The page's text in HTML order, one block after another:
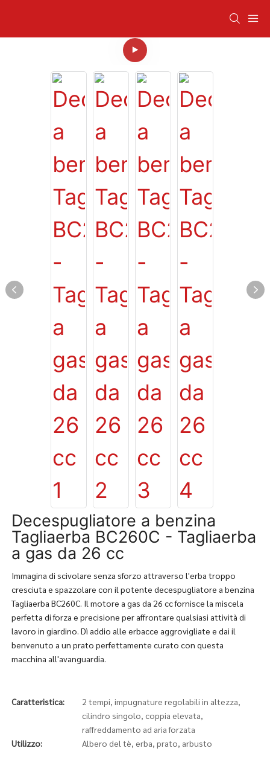
Decespugliatore a benzina
Tagliaerba BC260C - Tagliaerba
a gas da 26 cc
Immagina di scivolare senza sforzo attraverso l'erba troppo
cresciuta e spazzolare con il potente decespugliatore a benzina
Tagliaerba BC260C. Il motore a gas da 26 cc fornisce la miscela
perfetta di forza e precisione per affrontare qualsiasi attività di
lavoro in giardino. Dì addio alle erbacce aggrovigliate e dai il
benvenuto a un prato perfettamente curato con questa
macchina all'avanguardia.
Caratteristica:
2 tempi, impugnature regolabili in altezza,
cilindro singolo, coppia elevata,
raffreddamento ad aria forzata
Utilizzo:
Albero del tè, erba, prato, arbusto